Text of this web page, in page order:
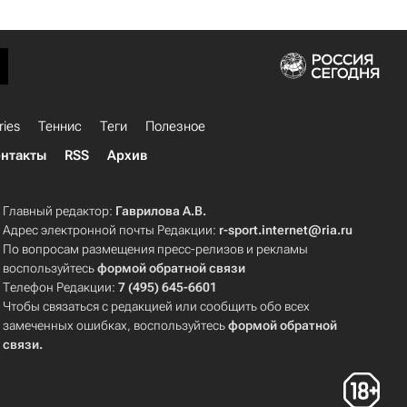
Теннис Теги
Полезное
RSS Архив
Главный редактор: Гаврилова А.В.
Адрес электронной почты Редакции: r-sport.internet@ria.ru
По вопросам размещения пресс-релизов и рекламы
воспользуйтесьформой обратной связи
Телефон Редакции:7 (495) 645-6601
Чтобы связаться с редакцией или сообщить обо всех
замеченных ошибках, воспользуйтесьформой обратной
связи.